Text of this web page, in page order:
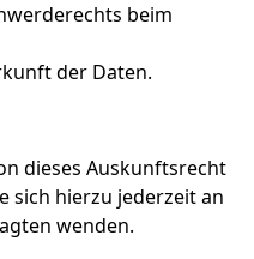
beim
der Daten.
dieses Auskunftsrecht
sich hierzu jederzeit an
wenden.